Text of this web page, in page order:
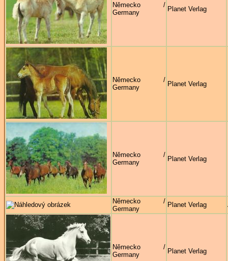
Německo /
Germany
Planet Verlag
Německo /
Germany
Planet Verlag
Německo /
Germany
Planet Verlag
Německo /
Germany
Planet Verlag
Německo /
Germany
Planet Verlag